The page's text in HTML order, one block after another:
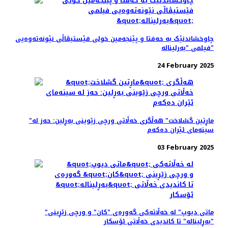
چاوخشاندنێک به حه‌فتا و پێنجه‌مین خولی فێستیڤاڵی نێونه‌ته‌وه‌یی
فیلمی "بەرلیناله"
24 February 2025
"ماڕتین گشلاخت" هە‌ڵگری خه‌ڵاتی ورچی زێوینی بەڕلین: حه‌ز له
سینه‌مای ئێران ده‌که‌م
03 February 2025
"ماتی دیوپ" لە خه‌ڵاته‌کی گه‌وره‌ی "کان" و ورچی زێڕینی
"بەڕلیناله" تا کاندیدی خه‌ڵاتی ئۆسکار